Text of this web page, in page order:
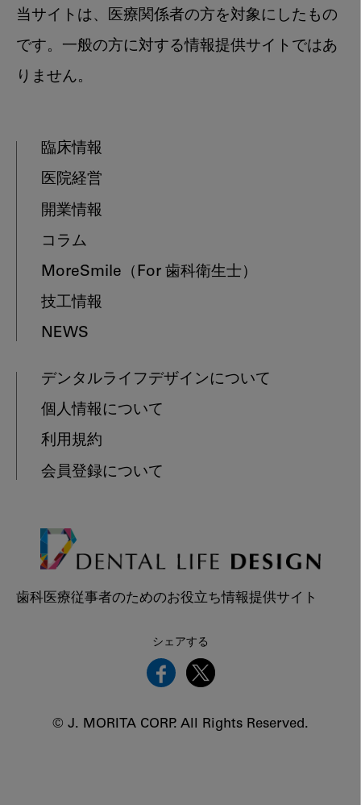
当サイトは、医療関係者の方を対象にしたもの
です。一般の方に対する情報提供サイトではあ
りません。
臨床情報
医院経営
開業情報
コラム
MoreSmile （For 歯科衛生士）
技工情報
NEWS
デンタルライフデザインについて
個人情報について
利用規約
会員登録について
歯科医療従事者のためのお役立ち情報提供サイト
シェアする
© J. MORITA CORP. All Rights Reserved.